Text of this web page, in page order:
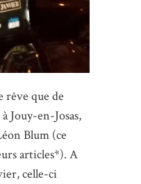
rêve que de
Jouy-en-Josas,
Blum (ce
articles*). A
celle-ci